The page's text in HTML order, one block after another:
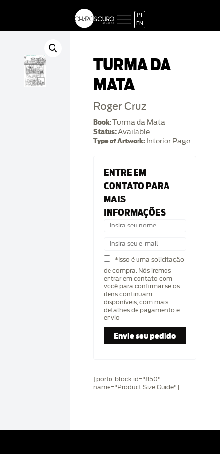
PT
EN
TURMA DA
MATA
Roger Cruz
Book:Turma da Mata
Status:Available
Type of Artwork: Interior Page
ENTRE EM
CONTATO PARA
MAIS
INFORMAÇÕES
*Isso é uma solicitação
de compra. Nós iremos
entrar em contato com
você para confirmar se os
itens continuam
disponíveis, com mais
detalhes de pagamento e
envio
[porto_block id="850"
name="Product Size Guide"]